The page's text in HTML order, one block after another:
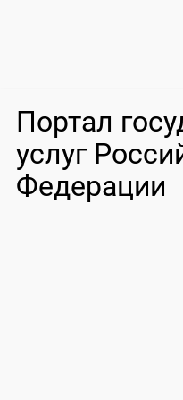
Портал
услуг
Федерации